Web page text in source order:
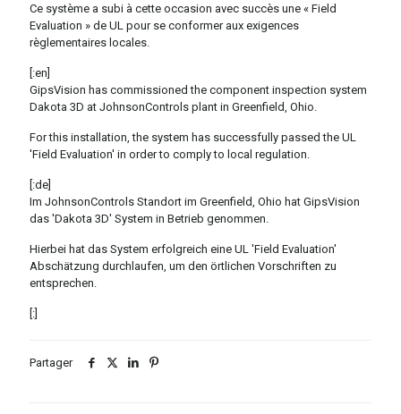
Ce système a subi à cette occasion avec succès une « Field
Evaluation » de UL pour se conformer aux exigences
règlementaires locales.
[:en]
GipsVision has commissioned the component inspection system
Dakota 3D at JohnsonControls plant in Greenfield, Ohio.
For this installation, the system has successfully passed the UL
'Field Evaluation' in order to comply to local regulation.
[:de]
Im JohnsonControls Standort im Greenfield, Ohio hat GipsVision
das 'Dakota 3D' System in Betrieb genommen.
Hierbei hat das System erfolgreich eine UL 'Field Evaluation'
Abschätzung durchlaufen, um den örtlichen Vorschriften zu
entsprechen.
[:]
Partager